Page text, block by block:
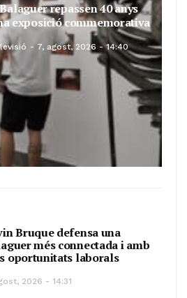
repassen 40 anys
exposició commemorativa
7, agost, 2026 - 14:40
Bruque defensa una
més connectada i amb
oportunitats laborals
2026 - 14:31